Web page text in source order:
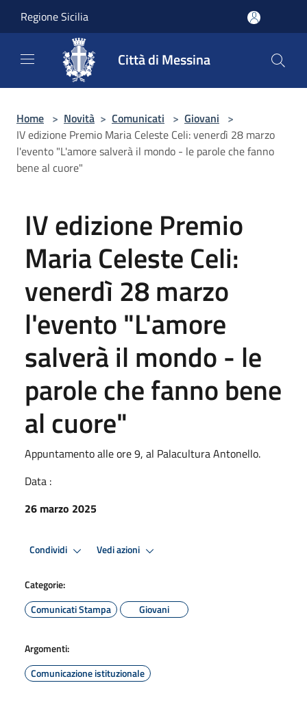
Regione Sicilia
Città di Messina
Home > Novità > Comunicati > Giovani >
IV edizione Premio Maria Celeste Celi: venerdì 28 marzo
l'evento "L'amore salverà il mondo - le parole che fanno
bene al cuore"
IV edizione Premio
Maria Celeste Celi:
venerdì 28 marzo
l'evento "L'amore
salverà il mondo - le
parole che fanno bene
al cuore"
Appuntamento alle ore 9, al Palacultura Antonello.
Data :
26 marzo 2025
Condividi Vedi azioni
Categorie:
Comunicati Stampa
Giovani
Argomenti:
Comunicazione istituzionale